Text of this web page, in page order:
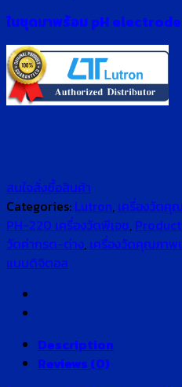
ในชุดมาพร้อม pH electrode
สนใจสั่งซื้อสินค้า
Categories: Lutron, เครื่องวัดคุ
PH-220 เครื่องวัดพีเอช,
วัดค่ากรด-ด่าง, เครื่องวัดคุณภาพ
แบบดิจิตอล
Description
Reviews (0)